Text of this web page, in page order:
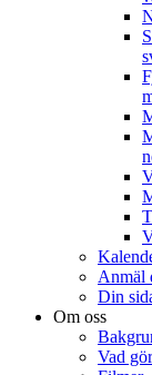
Anmäl
Din
Om oss
Vad